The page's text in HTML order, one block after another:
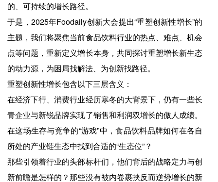
的、可持续的增长路径。
于是，2025年Foodaily创新大会提出“重塑创新性增长”的
主题，我们将聚焦当前食品饮料行业的热点、难点、机会
点等问题，重新定义增长本身，共同探讨重塑增长新生态
的动力源，为困局找解法、为创新找路径。
重塑创新性增长包含以下三层含义：
在经济下行、消费行业经历寒冬的大背景下，仍有一些长
青企业与新锐品牌实现了销售和利润双增长的傲人成绩。
在这场生存与竞争的“游戏”中，食品饮料品牌如何在各自
所处的产业链生态中找到合适的“生态位”？
那些引领着行业的头部标杆们，他们背后的战略定力与创
新前瞻是怎样的？那些没有被内卷裹挟反而逆势增长的新